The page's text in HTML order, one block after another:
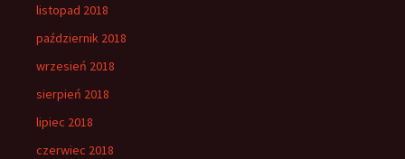
listopad 2018
październik 2018
wrzesień 2018
sierpień 2018
lipiec 2018
czerwiec 2018